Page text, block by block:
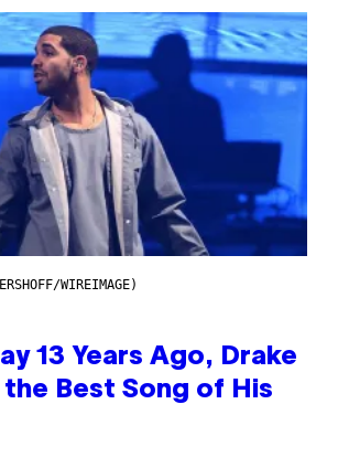
WIREIMAGE)
13 Years Ago, Drake
the Best Song of His